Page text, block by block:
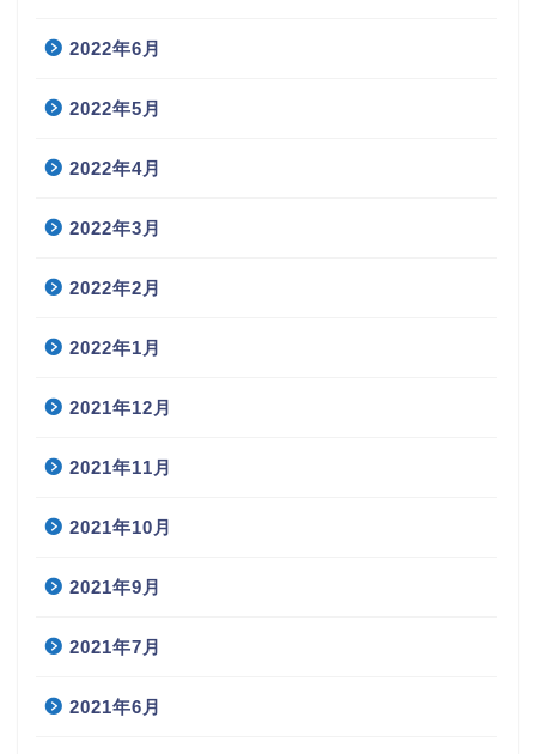
2022年6月
2022年5月
2022年4月
2022年3月
2022年2月
2022年1月
2021年12月
2021年11月
2021年10月
2021年9月
2021年7月
2021年6月